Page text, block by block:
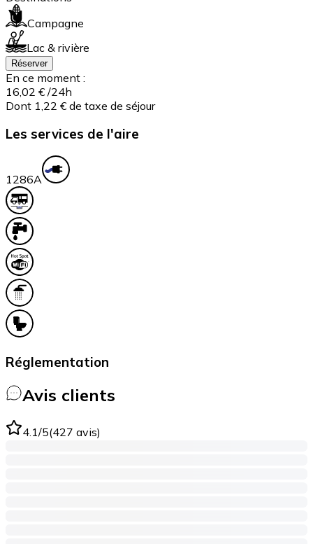
Campagne
Lac & rivière
Réserver
En ce moment :
16,02 € /24h
Dont 1,22 € de taxe de séjour
Les services de l'aire
1286A
Réglementation
Avis clients
4.1/5(427 avis)